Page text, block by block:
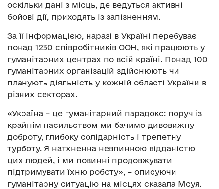
оскільки дані з місць, де ведуться активні
бойові дії, приходять із запізненням.
За її інформацією, наразі в Україні перебуває
понад 1230 співробітників ООН, які працюють у
гуманітарних центрах по всій країні. Понад 100
гуманітарних організацій здійснюють чи
планують діяльність у кожній області України в
різних секторах.
«Україна – це гуманітарний парадокс: поруч із
крайнім насильством ми бачимо дивовижну
доброту, глибоку солідарність і трепетну
турботу. Я натхненна невпинною відданістю
цих людей, і ми повинні продовжувати
підтримувати їхню роботу», – описуючи
гуманітарну ситуацію на місцях сказала Мсуя.